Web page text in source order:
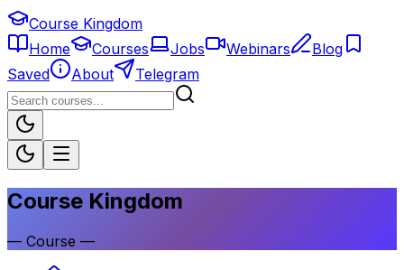
Course Kingdom
Home
Courses Jobs Webinars
Blog
Saved
About Telegram
Course Kingdom
— Course —